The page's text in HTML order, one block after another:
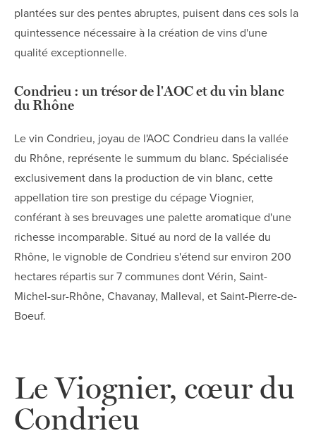
plantées sur des pentes abruptes, puisent dans ces sols la
quintessence nécessaire à la création de vins d'une
qualité exceptionnelle.
Condrieu : un trésor de l'AOC et du vin blanc
du Rhône
Le vin Condrieu, joyau de l'AOC Condrieu dans la vallée
du Rhône, représente le summum du blanc. Spécialisée
exclusivement dans la production de vin blanc, cette
appellation tire son prestige du cépage Viognier,
conférant à ses breuvages une palette aromatique d'une
richesse incomparable. Situé au nord de la vallée du
Rhône, le vignoble de Condrieu s'étend sur environ 200
hectares répartis sur 7 communes dont Vérin, Saint-
Michel-sur-Rhône, Chavanay, Malleval, et Saint-Pierre-de-
Boeuf.
Le Viognier, cœur du
Condrieu